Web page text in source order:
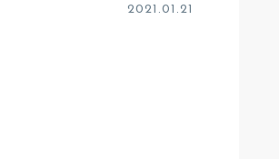
2021.01.21